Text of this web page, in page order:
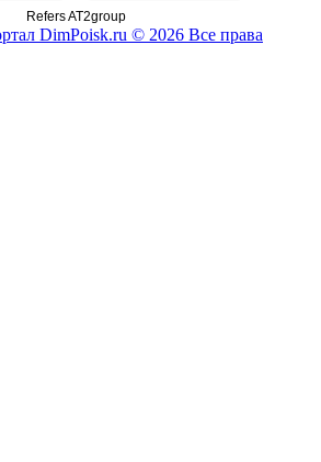
Refers AT2group
DimPoisk.ru © 2026 Все права